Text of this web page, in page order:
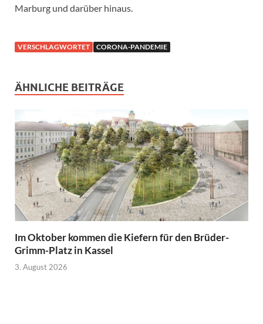
Marburg und darüber hinaus.
VERSCHLAGWORTET CORONA-PANDEMIE
ÄHNLICHE BEITRÄGE
Im Oktober kommen die Kiefern für den Brüder-
Grimm-Platz in Kassel
3. August 2026